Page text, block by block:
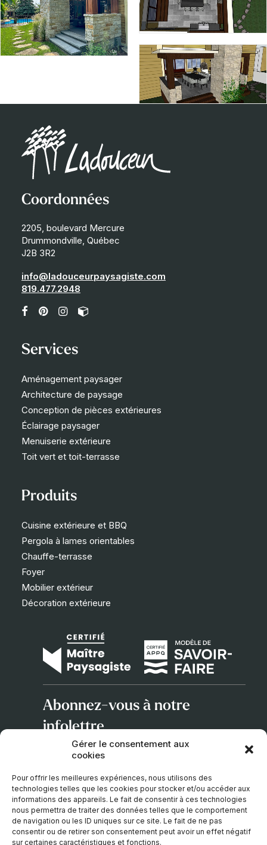
Gérer le consentement aux
cookies
Pour offrir les meilleures expériences, nous utilisons des
technologies telles que les cookies pour stocker et/ou accéder aux
informations des appareils. Le fait de consentir à ces technologies
nous permettra de traiter des données telles que le comportement
de navigation ou les ID uniques sur ce site. Le fait de ne pas
consentir ou de retirer son consentement peut avoir un effet négatif
sur certaines caractéristiques et fonctions.
Coordonnées
2205, boulevard Mercure
Drummondville, Québec
J2B 3R2
info@ladouceurpaysagiste.com
819.477.2948
Services
Aménagement paysager
Architecture de paysage
Conception de pièces extérieures
Éclairage paysager
Menuiserie extérieure
Toit vert et toit-terrasse
Produits
Cuisine extérieure et BBQ
Pergola à lames orientables
Chauffe-terrasse
Foyer
Mobilier extérieur
Décoration extérieure
Abonnez-vous à notre
infolettre
Adresse
courriel